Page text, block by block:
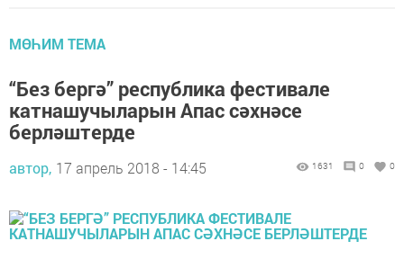
МӨҺИМ ТЕМА
“Без бергә” республика фестивале
катнашучыларын Апас сәхнәсе
берләштерде
автор, 17 апрель 2018 - 14:45 1631 0 0